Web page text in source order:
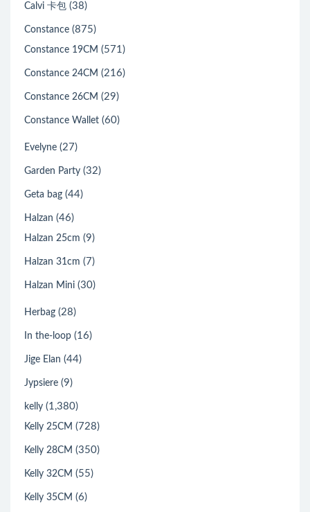
Calvi 卡包 (38)
Constance (875)
Constance 19CM (571)
Constance 24CM (216)
Constance 26CM (29)
Constance Wallet (60)
Evelyne (27)
Garden Party (32)
Geta bag (44)
Halzan (46)
Halzan 25cm (9)
Halzan 31cm (7)
Halzan Mini (30)
Herbag (28)
In the-loop (16)
Jige Elan (44)
Jypsiere (9)
kelly (1,380)
Kelly 25CM (728)
Kelly 28CM (350)
Kelly 32CM (55)
Kelly 35CM (6)